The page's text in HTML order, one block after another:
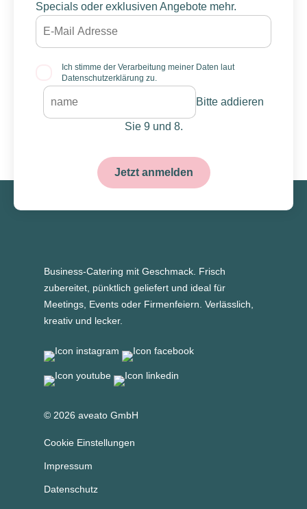
Specials oder exklusiven Angebote mehr.
Ich stimme der Verarbeitung meiner Daten laut
Datenschutzerklärung zu.
Bitte addieren
Sie 9 und 8.
Jetzt anmelden
Business-Catering mit Geschmack. Frisch
zubereitet, pünktlich geliefert und ideal für
Meetings, Events oder Firmenfeiern. Verlässlich,
kreativ und lecker.
© 2026 aveato GmbH
Cookie Einstellungen
Impressum
Datenschutz